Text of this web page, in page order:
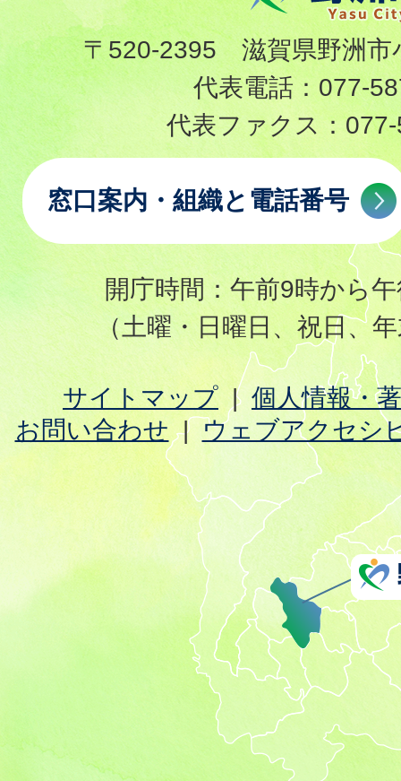
〒520-2395 滋賀県野洲市
代表電話： 077-
代表ファクス：
窓口案内・組織と電話番号
開庁時間：午前9時から
（土曜・日曜日、祝日、
サイトマップ
個人情報・
お問い合わせ
ウェブアクセシ